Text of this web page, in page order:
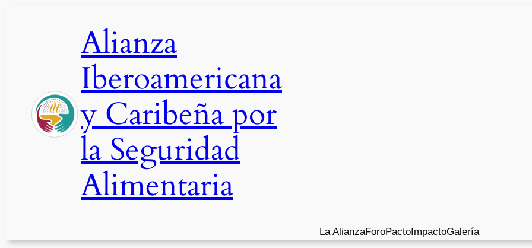
Alianza
Iberoamericana
y Caribeña por
la Seguridad
Alimentaria
La AlianzaForoPactoImpactoGalería